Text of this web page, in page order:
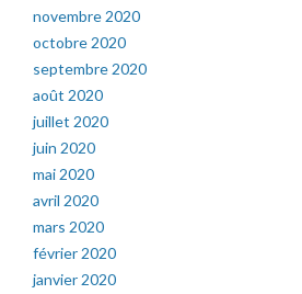
novembre 2020
octobre 2020
septembre 2020
août 2020
juillet 2020
juin 2020
mai 2020
avril 2020
mars 2020
février 2020
janvier 2020